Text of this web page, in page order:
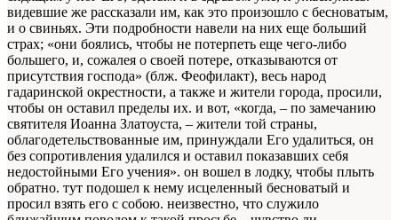
видевшие же рассказали им, как это произошло с бесноватым,
и о свиньях. Эти подробности навели на них еще больший
страх; «они боялись, чтобы не потерпеть еще чего-либо
большего, и, сожалея о своей потере, отказываются от
присутствия господа» (блж. Феофилакт), весь народ
гадаринской окрестности, а также и жители города, просили,
чтобы он оставил пределы их. и вот, «когда, – по замечанию
святителя Иоанна Златоуста, – жители той страны,
облагодетельствованные им, принуждали Его удалиться, он
без сопротивления удалился и оставил показавших себя
недостойными Его учения». он вошел в лодку, чтобы плыть
обратно. тут подошел к нему исцеленный бесноватый и
просил взять его с собою. неизвестно, что служило